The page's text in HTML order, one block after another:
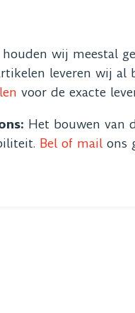
wij meestal
leveren wij
voor de exacte
Het bouwen van
Bel of mail ons